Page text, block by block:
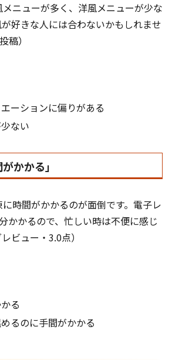
メニューが多く、洋風メニューが少な
好きな人には合わないかもしれませ
稿）
ーションに偏りがある
ない
かかる」
に時間がかかるのが面倒です。電子レ
かかるので、忙しい時は不便に感じ
ビュー・3.0点）
る
るのに手間がかかる